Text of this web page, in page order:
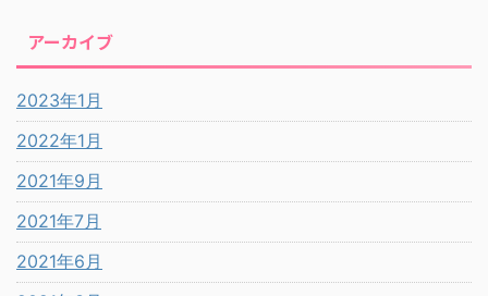
アーカイブ
2023年1月
2022年1月
2021年9月
2021年7月
2021年6月